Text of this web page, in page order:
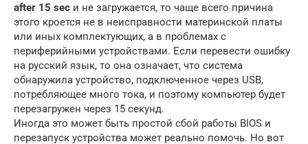
after 15 sec и не загружается, то чаще всего причина
этого кроется не в неисправности материнской платы
или иных комплектующих, а в проблемах с
периферийными устройствами. Если перевести ошибку
на русский язык, то она означает, что система
обнаружила устройство, подключенное через USB,
потребляющее много тока, и поэтому компьютер будет
перезагружен через 15 секунд.
Иногда это может быть простой сбой работы BIOS и
перезапуск устройства может реально помочь. Но вот